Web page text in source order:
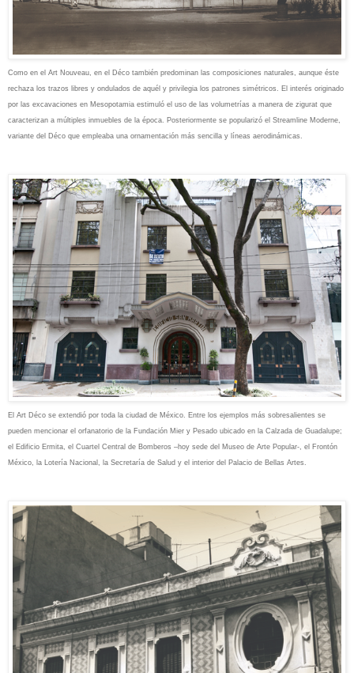
Como en el Art Nouveau, en el Déco también predominan las composiciones naturales, aunque éste
rechaza los trazos libres y ondulados de aquél y privilegia los patrones simétricos. El interés originado
por las excavaciones en Mesopotamia estimuló el uso de las volumetrías a manera de zigurat que
caracterizan a múltiples inmuebles de la época. Posteriormente se popularizó el Streamline Moderne,
variante del Déco que empleaba una ornamentación más sencilla y líneas aerodinámicas.
El Art Déco se extendió por toda la ciudad de México. Entre los ejemplos más sobresalientes se
pueden mencionar el orfanatorio de la Fundación Mier y Pesado ubicado en la Calzada de Guadalupe;
el Edificio Ermita, el Cuartel Central de Bomberos –hoy sede del Museo de Arte Popular-, el Frontón
México, la Lotería Nacional, la Secretaría de Salud y el interior del Palacio de Bellas Artes.